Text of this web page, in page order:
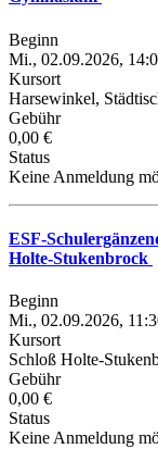
Beginn
Mi., 02.09.2026,
Kursort
Harsewinkel,
Gebühr
0,00 €
Status
Keine Anmeldung
ESF-
Holte-Stukenbrock
Beginn
Mi., 02.09.2026,
Kursort
Schloß Holte-
Gebühr
0,00 €
Status
Keine Anmeldung